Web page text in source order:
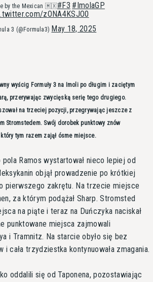
by the Mexican 🇲🇽#F3 #ImolaGP
zONA4KSJO0
3 (@Formula3) May 18, 2025
wyścig Formuły 3 na Imoli po długim i zaciętym
przerywając zwycięską serię tego drugiego.
na trzeciej pozycji, przegrywając jeszcze z
Stromstedem. Swój dorobek punktowy znów
tym razem zajął ósme miejsce.
Ramos wystartował nieco lepiej od
objął prowadzenie po krótkiej
pierwszego zakrętu. Na trzecie miejsce
za którym podążał Sharp. Stromsted
na piąte i teraz na Duńczyka naciskał
punktowane miejsca zajmowali
i Tramnitz. Na starcie obyło się bez
cała trzydziestka kontynuowała zmagania.
oddalili się od Taponena, pozostawiając